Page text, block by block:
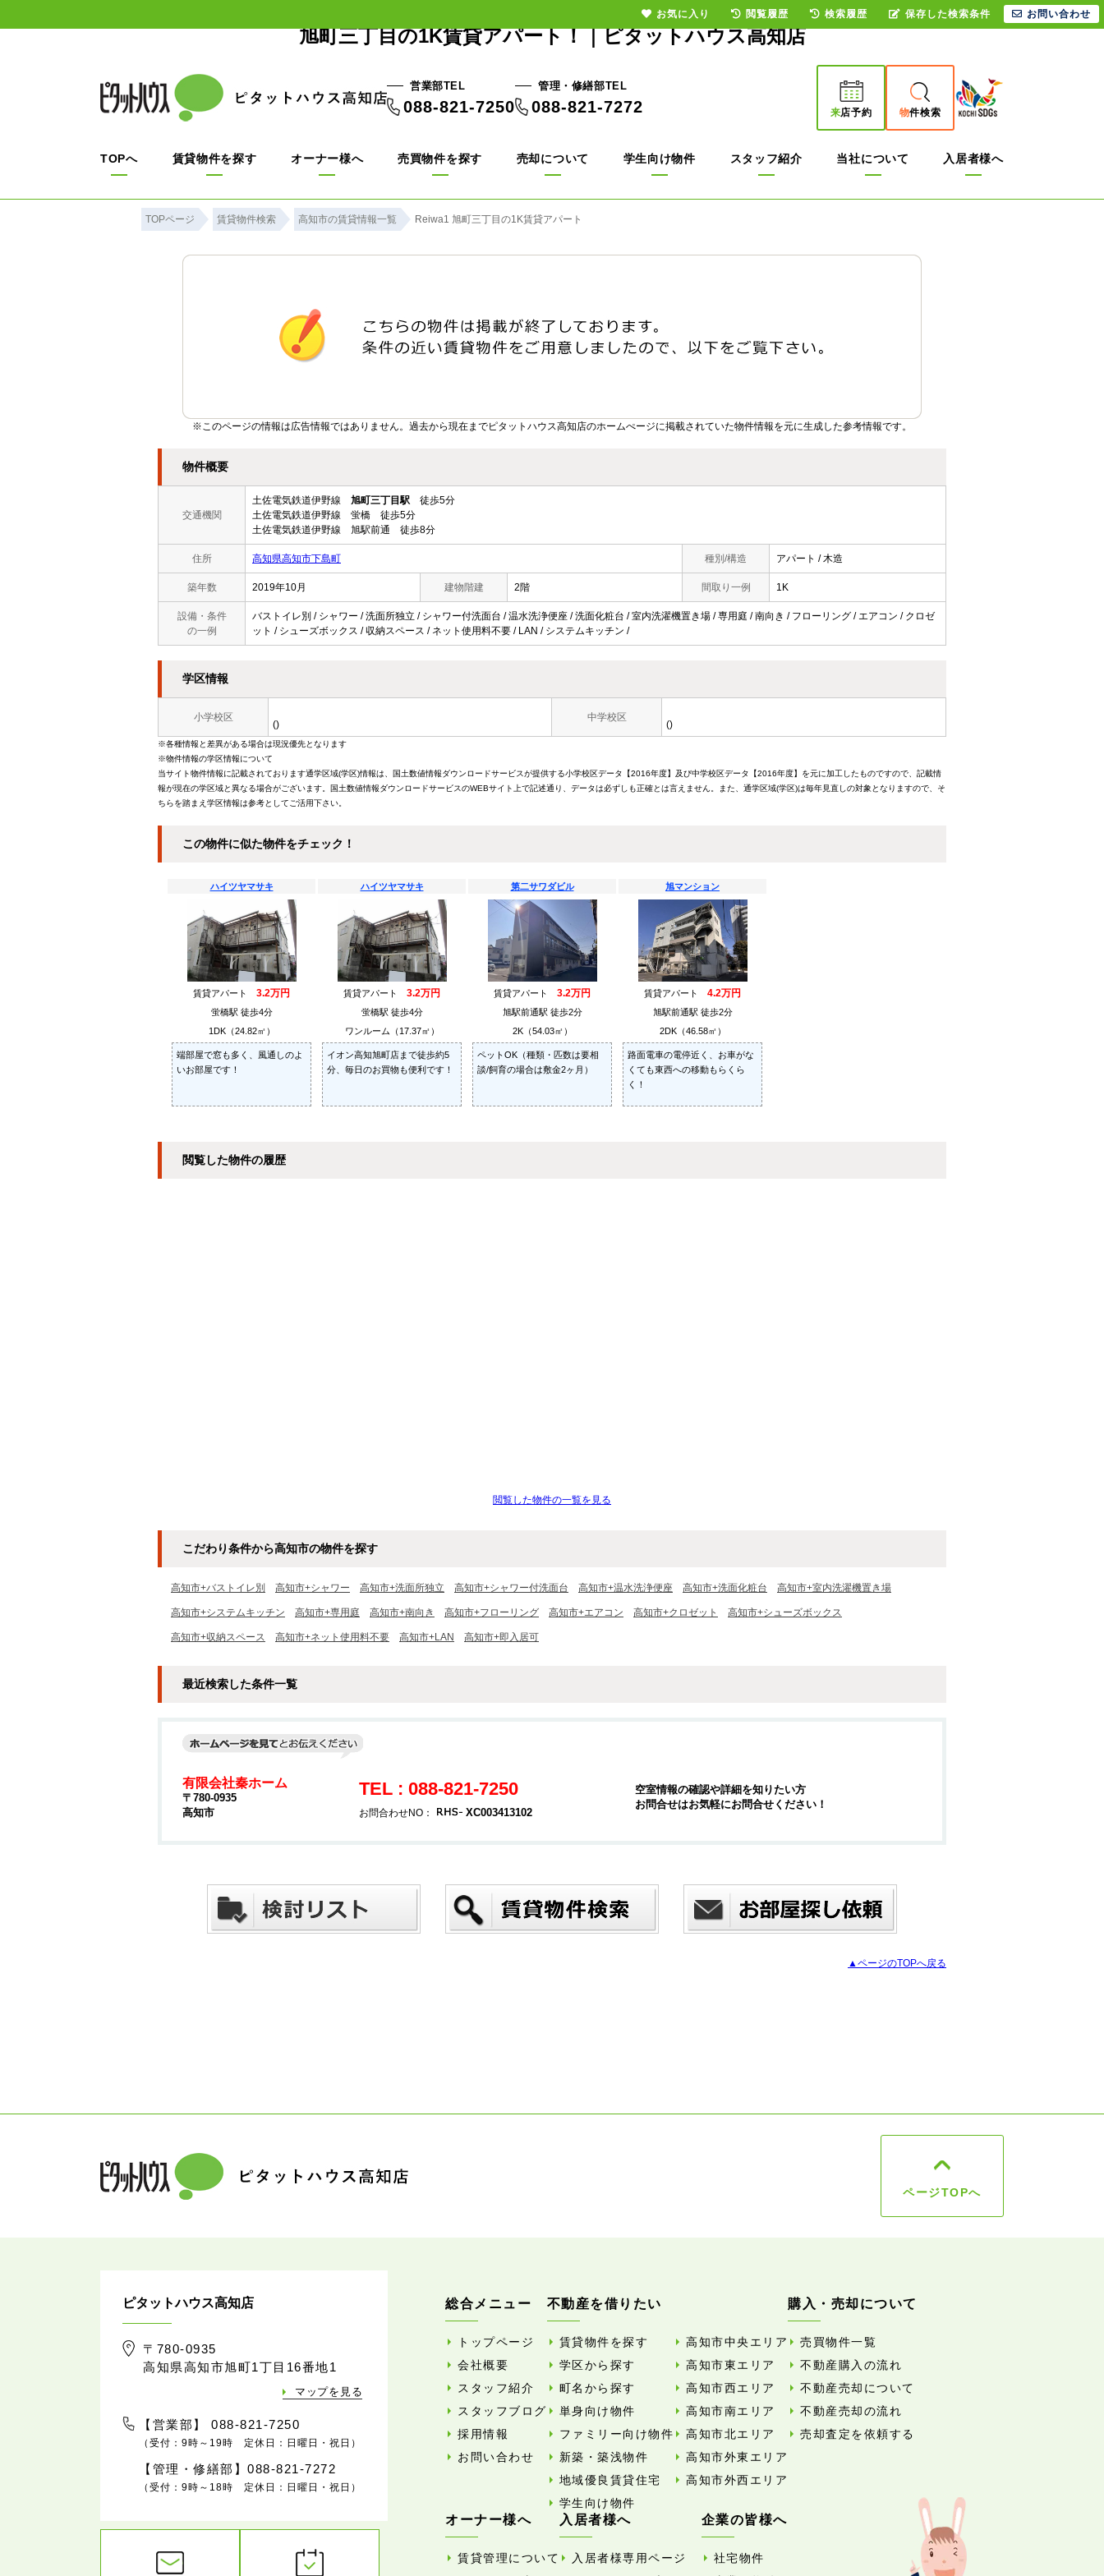
旭町三丁目の1K賃貸アパート！｜ピタットハウス高知店
営業部TEL
088-821-7250
管理・修繕部TEL
088-821-7272 来店予約 物件検索
TOPへ 賃貸物件を探す オーナー様へ 売買物件を探す 売却について 学生向け物件 スタッフ紹介 当社について 入居者様へ
TOPページ 賃貸物件検索 高知市の賃貸情報一覧 Reiwa1 旭町三丁目の1K賃貸アパート
※このページの情報は広告情報ではありません。過去から現在までピタットハウス高知店のホームぺージに掲載されていた物件情報を元に生成した参考情報です。
物件概要
交通機関
土佐電気鉄道伊野線 旭町三丁目駅 徒歩5分
土佐電気鉄道伊野線 蛍橋 徒歩5分
土佐電気鉄道伊野線 旭駅前通 徒歩8分
住所 高知県高知市下島町 種別/構造 アパート / 木造
築年数 2019年10月 建物階建 2階 間取り一例 1K
設備・条件
の一例
バストイレ別 / シャワー / 洗面所独立 / シャワー付洗面台 / 温水洗浄便座 / 洗面化粧台 / 室内洗濯機置き場 / 専用庭 / 南向き / フローリング / エアコン / クロゼ
ット / シューズボックス / 収納スペース / ネット使用料不要 / LAN / システムキッチン /
学区情報
小学校区
()
中学校区
()
※各種情報と差異がある場合は現況優先となります
※物件情報の学区情報について
当サイト物件情報に記載されております通学区域(学区)情報は、国土数値情報ダウンロードサービスが提供する小学校区データ【2016年度】及び中学校区データ【2016年度】を元に加工したものですので、記載情
報が現在の学区域と異なる場合がございます。国土数値情報ダウンロードサービスのWEBサイト上で記述通り、データは必ずしも正確とは言えません。また、通学区域(学区)は毎年見直しの対象となりますので、そ
ちらを踏まえ学区情報は参考としてご活用下さい。
この物件に似た物件をチェック！
ハイツヤマサキ
賃貸アパート 3.2万円
蛍橋駅 徒歩4分
1DK（24.82㎡）
端部屋で窓も多く、風通しのよ
いお部屋です！
ハイツヤマサキ
賃貸アパート 3.2万円
蛍橋駅 徒歩4分
ワンルーム（17.37㎡）
イオン高知旭町店まで徒歩約5
分、毎日のお買物も便利です！
第二サワダビル
賃貸アパート 3.2万円
旭駅前通駅 徒歩2分
2K（54.03㎡）
ペットOK（種類・匹数は要相
談/飼育の場合は敷金2ヶ月）
旭マンション
賃貸アパート 4.2万円
旭駅前通駅 徒歩2分
2DK（46.58㎡）
路面電車の電停近く、お車がな
くても東西への移動もらくら
く！
閲覧した物件の履歴
閲覧した物件の一覧を見る
こだわり条件から高知市の物件を探す
高知市+バストイレ別 高知市+シャワー 高知市+洗面所独立 高知市+シャワー付洗面台 高知市+温水洗浄便座 高知市+洗面化粧台 高知市+室内洗濯機置き場
高知市+システムキッチン 高知市+専用庭 高知市+南向き 高知市+フローリング 高知市+エアコン 高知市+クロゼット 高知市+シューズボックス
高知市+収納スペース 高知市+ネット使用料不要 高知市+LAN 高知市+即入居可
最近検索した条件一覧
有限会社秦ホーム
〒780-0935
高知市
TEL : 088-821-7250
お問合わせNO： XC003413102
空室情報の確認や詳細を知りたい方
お問合せはお気軽にお問合せください！
▲ページのTOPへ戻る
ページTOPへ
ピタットハウス高知店
〒780-0935
高知県高知市旭町1丁目16番地1
マップを見る
【営業部】 088-821-7250
（受付：9時～19時 定休日：日曜日・祝日）
【管理・修繕部】088-821-7272
（受付：9時～18時 定休日：日曜日・祝日）
総合メニュー
トップページ
会社概要
スタッフ紹介
スタッフブログ
採用情報
お問い合わせ
不動産を借りたい
賃貸物件を探す
学区から探す
町名から探す
単身向け物件
ファミリー向け物件
新築・築浅物件
地域優良賃貸住宅
学生向け物件
高知市中央エリア
高知市東エリア
高知市西エリア
高知市南エリア
高知市北エリア
高知市外東エリア
高知市外西エリア
購入・売却について
売買物件一覧
不動産購入の流れ
不動産売却について
不動産売却の流れ
売却査定を依頼する
オーナー様へ
賃貸管理について
入居者様へ
入居者様専用ページ
企業の皆様へ
社宅物件
お気に入り 閲覧履歴 検索履歴 保存した検索条件 お問い合わせ